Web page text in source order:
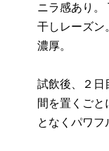
ニラ感あり。
干しレーズン
濃厚。
試飲後、２日
間を置くごと
となくパワフ